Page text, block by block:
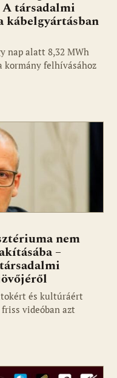
társadalmi
kábelgyártásban
nap alatt 8,32 MWh
felhívásához
nem
–
és kultúráért
videóban azt